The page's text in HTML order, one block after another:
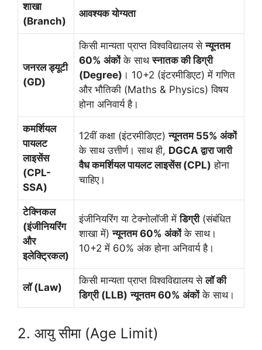
शाखा
(Branch)
आवश्यक योग्यता
जनरल ड्यूटी
(GD)
किसी मान्यता प्राप्त विश्वविद्यालय सेन्यूनतम
60% अंकोंके साथस्नातक की डिग्री
(Degree) । 10+2 (इंटरमीडिएट) में गणित
और भौतिकी (Maths & Physics) विषय
होना अनिवार्य है।
कमर्शियल
पायलट
लाइसेंस
(CPL-
SSA)
12वीं कक्षा (इंटरमीडिएट)न्यूनतम 55% अंकों
के साथ उत्तीर्ण। साथ ही, DGCA द्वारा जारी
वैध कमर्शियल पायलट लाइसेंस (CPL) होना
चाहिए।
टेक्निकल
(इंजीनियरिंग
और
इलेक्ट्रिकल)
इंजीनियरिंग या टेक्नोलॉजी मेंडिग्री(संबंधित
शाखा में)न्यूनतम 60% अंकोंके साथ।
10+2 में 60% अंक होना अनिवार्य है।
लॉ (Law)
किसी मान्यता प्राप्त विश्वविद्यालय सेलॉ की
डिग्री (LLB) न्यूनतम 60% अंकोंके साथ।
2. आयु सीमा (Age Limit)